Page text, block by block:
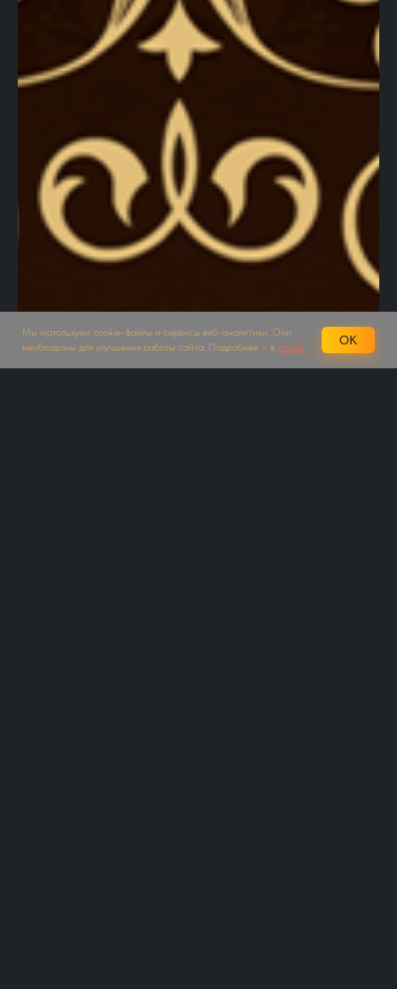
Мы используем cookie-файлы и сервисы веб-аналитики. Они
необходимы для улучшения работы сайта. Подробнее – в cookie
OK